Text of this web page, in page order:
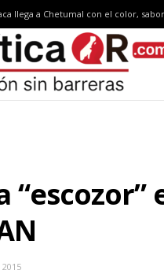
llega a Chetumal con el color,
2015